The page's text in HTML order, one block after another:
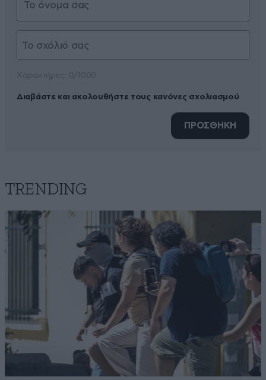
Διαβάστε και ακολουθήστε τους κανόνες σχολιασμού
ΠΡΟΣΘΗΚΗ
TRENDING